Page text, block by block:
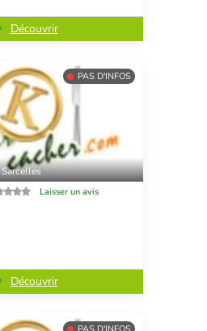
Découvrir
PAS D'INFOS
Sarcelles
Laisser un avis
Découvrir